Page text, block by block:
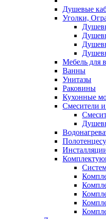
Душевые
Уголки,
Мебель для
Ванны
Унитазы
Раковины
Кухонные
Смесители